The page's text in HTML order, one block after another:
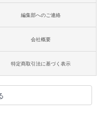
編集部へのご連絡
会社概要
特定商取引法に基づく表示